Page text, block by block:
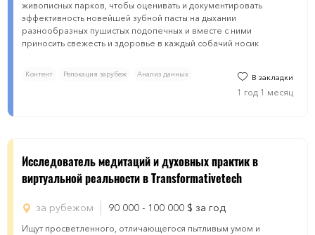
живописных парков, чтобы оценивать и документировать
эффективность новейшей зубной пасты на дыхании
разнообразных пушистых подопечных и вместе с ними
приносить свежесть и здоровье в каждый собачий носик
Контент Релокация зарубеж Анализ данных В закладки
1 год 1 месяц
Исследователь медитаций и духовных практик в
виртуальной реальности в Transformativetech
за рубежом 90 000 - 100 000 $ за год
Ищут просветленного, отличающегося пытливым умом и